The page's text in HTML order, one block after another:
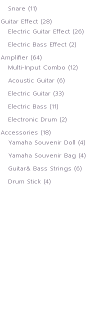
Snare 1111
สินค้า
Guitar Effect 2828
สินค้า
Electric Guitar Effect 2626
Electric Bass Effect 22
Amplifier 6464
สินค้า
Multi-Input Combo 1212
Acoustic Guitar 66
สินค้า
Electric Guitar 3333
Electric Bass 1111
สินค้า
Electronic Drum 22
Accessories 1818
สินค้า
Yamaha Souvenir Doll 44
สินค้า
Yamaha Souvenir Bag 44
Guitar& Bass Strings 66
Drum Stick 44